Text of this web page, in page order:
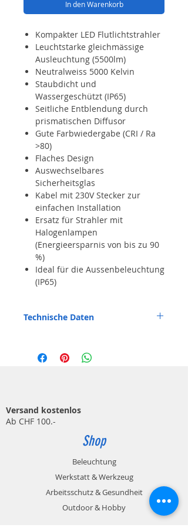
In den Warenkorb
Kompakter LED Flutlichtstrahler
Leuchtstarke gleichmässige
Ausleuchtung (5500lm)
Neutralweiss 5000 Kelvin
Staubdicht und
Wassergeschützt (IP65)
Seitliche Entblendung durch
prismatischen Diffusor
Gute Farbwiedergabe (CRI / Ra
>80)
Flaches Design
Auswechselbares
Sicherheitsglas
Kabel mit 230V Stecker zur
einfachen Installation
Ersatz für Strahler mit
Halogenlampen
(Energieersparnis von bis zu 90
%)
Ideal für die Aussenbeleuchtung
(IP65)
Technische Daten
5000 Kelvin
CH T12 Stecker
IP 65
Versand kostenlos
Ab CHF 100.-
Shop
Beleuchtung
Werkstatt & Werkzeug
Arbeitsschutz & Gesundheit
Outdoor & Hobby